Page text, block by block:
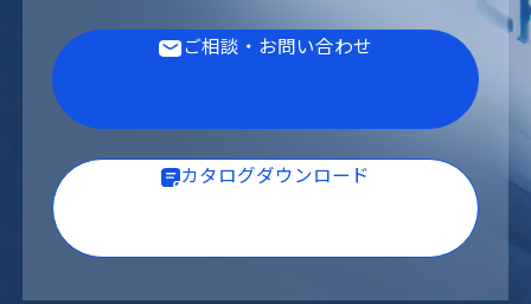
ご相談・お問い合わせ
カタログダウンロード